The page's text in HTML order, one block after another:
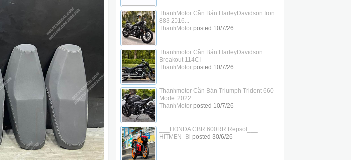
ThanhMotor Cần Bán HarleyDavidson Iron
883 2016...
ThanhMotorposted 10/7/26
Thanhmotor Cần Bán HarleyDavidson
Breakout 114CI
ThanhMotorposted 10/7/26
Thanhmotor Cần Bán Triumph Trident 660
Model 2022
ThanhMotorposted 10/7/26
___HONDA CBR 600RR Repsol___
HITMEN_Bi posted 30/6/26